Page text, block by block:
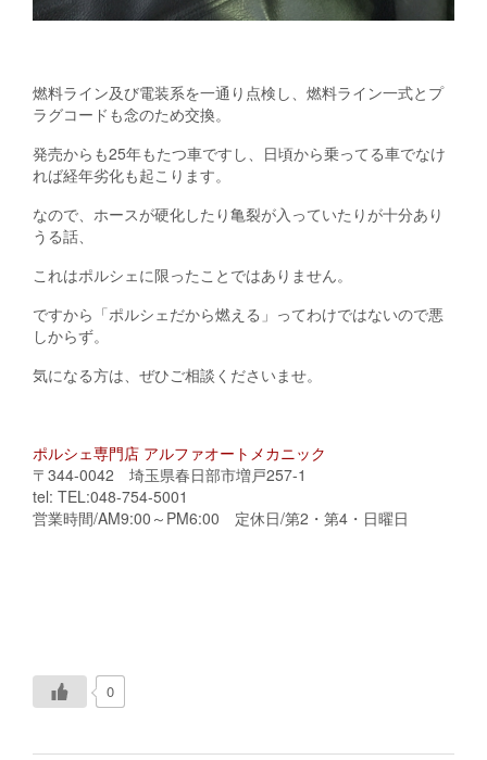
燃料ライン及び電装系を一通り点検し、燃料ライン一式とプ
ラグコードも念のため交換。
発売からも25年もたつ車ですし、日頃から乗ってる車でなけ
れば経年劣化も起こります。
なので、ホースが硬化したり亀裂が入っていたりが十分あり
うる話、
これはポルシェに限ったことではありません。
ですから「ポルシェだから燃える」ってわけではないので悪
しからず。
気になる方は、ぜひご相談くださいませ。
ポルシェ専門店 アルファオートメカニック
〒344-0042 埼玉県春日部市増戸257-1
tel: TEL:048-754-5001
営業時間/AM9:00～PM6:00 定休日/第2・第4・日曜日
0